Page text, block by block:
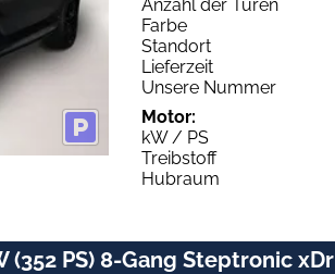
Anzahl der Türen
Farbe
Standort
Lieferzeit
Unsere Nummer
Motor:
kW / PS
Treibstoff
Hubraum
(352 PS) 8-Gang Steptronic xDr